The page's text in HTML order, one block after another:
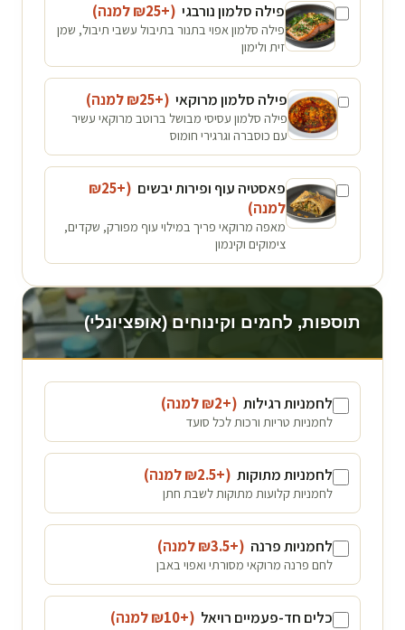
פילה סלמון נורבגי (+₪
25 למנה)
פילה סלמון אפוי בתנור בתיבול עשבי תיבול, שמן
זית ולימון
פילה סלמון מרוקאי (+₪
25 למנה)
פילה סלמון עסיסי מבושל ברוטב מרוקאי עשיר
עם כוסברה וגרגירי חומוס
פאסטיה עוף ופירות יבשים (+₪
25
למנה)
מאפה מרוקאי פריך במילוי עוף מפורק, שקדים,
צימוקים וקינמון
תוספות, לחמים וקינוחים (אופציונלי)
לחמניות רגילות (+₪
2 למנה)
לחמניות טריות ורכות לכל סועד
לחמניות מתוקות (+₪
2.5 למנה)
לחמניות קלועות מתוקות לשבת חתן
לחמניות פרנה (+₪
3.5 למנה)
לחם פרנה מרוקאי מסורתי ואפוי באבן
כלים חד-פעמיים רויאל (+₪
10 למנה)